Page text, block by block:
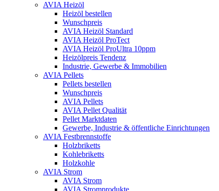
AVIA Heizöl
Heizöl bestellen
Wunschpreis
AVIA Heizöl Standard
AVIA Heizöl ProTect
AVIA Heizöl ProUltra 10ppm
Heizölpreis Tendenz
Industrie, Gewerbe & Immobilien
AVIA Pellets
Pellets bestellen
Wunschpreis
AVIA Pellets
AVIA Pellet Qualität
Pellet Marktdaten
Gewerbe, Industrie & öffentliche Einrichtungen
AVIA Festbrennstoffe
Holzbriketts
Kohlebriketts
Holzkohle
AVIA Strom
AVIA Strom
AVIA Stromprodukte